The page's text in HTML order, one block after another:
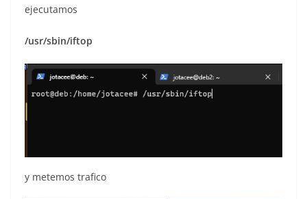
ejecutamos
/usr/sbin/iftop
y metemos trafico